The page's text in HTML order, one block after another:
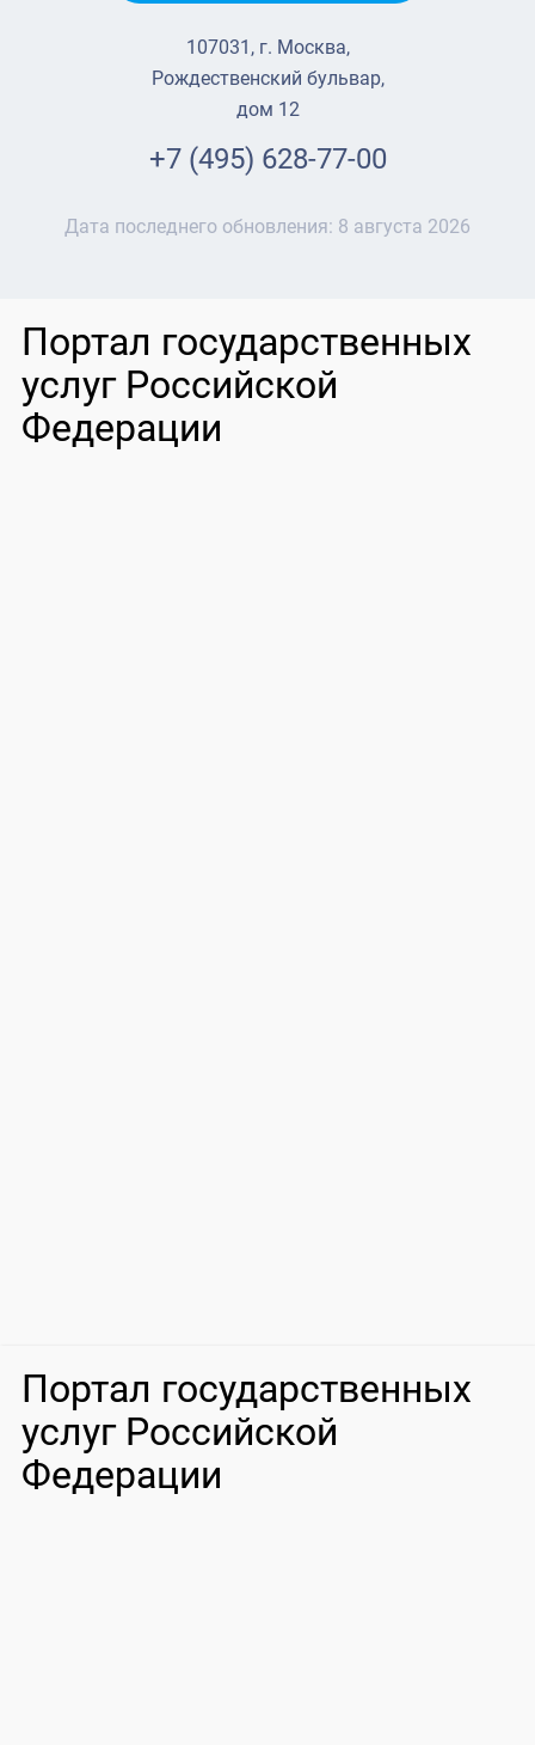
107031, г. Москва,
Рождественский бульвар,
дом 12
+7 (495) 628-77-00
Дата последнего обновления: 8 августа 2026
Портал государственных
услуг Российской
Федерации
Портал государственных
услуг Российской
Федерации